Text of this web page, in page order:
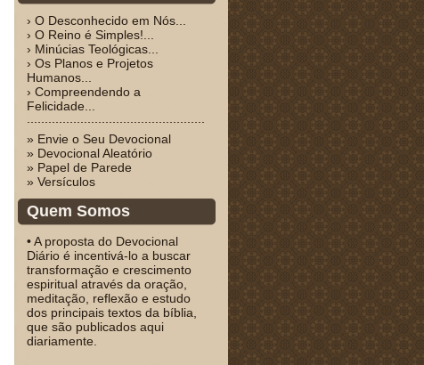
› O Desconhecido em Nós...
› O Reino é Simples!...
› Minúcias Teológicas...
› Os Planos e Projetos
Humanos...
› Compreendendo a
Felicidade...
» Envie o Seu Devocional
» Devocional Aleatório
» Papel de Parede
» Versículos
Quem Somos
• A proposta do Devocional
Diário é incentivá-lo a buscar
transformação e crescimento
espiritual através da oração,
meditação, reflexão e estudo
dos principais textos da bíblia,
que são publicados aqui
diariamente.